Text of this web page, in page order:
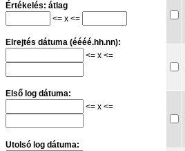
Értékelés: átlag
<= x <=
Elrejtés dátuma (éééé.hh.nn):
<= x <=
Első log dátuma:
<= x <=
Utolsó log dátuma: